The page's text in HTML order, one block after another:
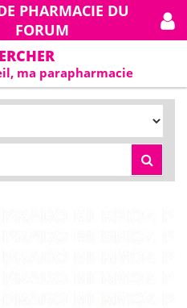
PHARMACIE DU
FORUM
ma parapharmacie